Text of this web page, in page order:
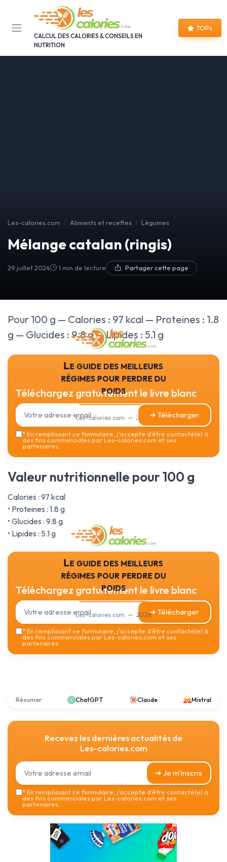
CALCUL DES CALORIES & CONSEILS EN
NUTRITION
TOPs
Les-calories.com Aliments et recettes Légumes
Mélange catalan (ringis)
29 juillet 2024 1 min de lecture Partager cette page
Pour 100 g — Calories : 97 kcal — Proteines : 1.8
g — Glucides : 9.8 g — Lipides : 5.1 g
Le guide des meilleurs
régimes pour perdre du
poids
Les-calories.com — 2026
Téléchargez gratuitement le livre blanc
➔ Télécharger
*En remplissant ce formulaire, j’accepte d’être contacté(e) à
des fins commerciales par Les-calories.com et ses
partenaires.
Valeur nutritionnelle pour 100 g
Calories : 97 kcal
• Proteines : 1.8 g
• Glucides : 9.8 g
• Lipides : 5.1 g
Le guide des meilleurs
régimes pour perdre du
poids
Les-calories.com — 2026
Téléchargez gratuitement le livre blanc
➔ Télécharger
*En remplissant ce formulaire, j’accepte d’être contacté(e) à
des fins commerciales par Les-calories.com et ses
partenaires.
Résumer ChatGPT Claude Mistral
Recevez les dernières actualités de
Les-calories.com
➔ Je m'inscris
*En remplissant ce formulaire, j’accepte d’être contacté(e) à
des fins commerciales par Les-calories.com et ses
partenaires.
Panneau de gestion des cookies